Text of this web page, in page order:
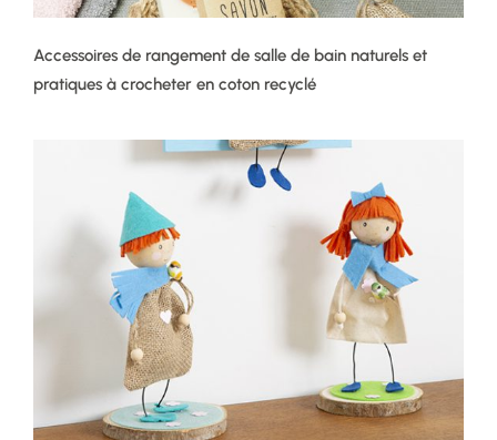
Accessoires de rangement de salle de bain naturels et
pratiques à crocheter en coton recyclé